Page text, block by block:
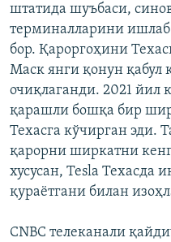
штатида шуъбаси,
терминалларини
бор. Қароргоҳини
Маск янги қонун қабул
очиқлаганди. 2021 йил
қарашли бошқа бир
Техасга кўчирган эди.
қарорни ширкатни
хусусан, Tesla Техасда
қураётгани билан
CNBC телеканали